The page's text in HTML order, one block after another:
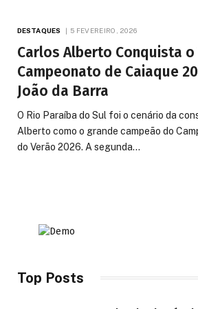
DESTAQUES 5 FEVEREIRO, 2026
Carlos Alberto Conquista
Campeonato de Caiaque
João da Barra
O Rio Paraíba do Sul foi o cenário da
Alberto como o grande campeão do
do Verão 2026. A segunda…
Top Posts